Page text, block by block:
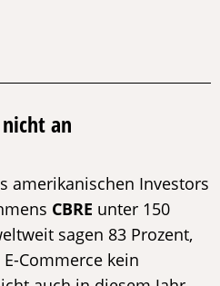
an
amerikanischen Investors
CBRE unter 150
sagen 83 Prozent,
Commerce kein